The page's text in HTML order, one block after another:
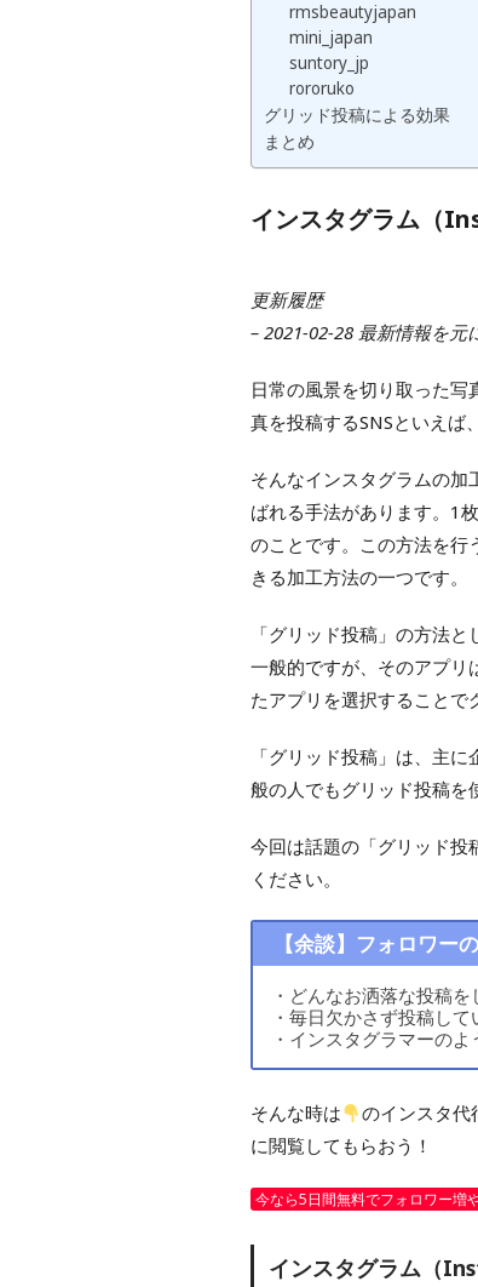
rmsbeautyjapan
mini_japan
suntory_jp
rororuko
グリッド投稿による効果
まとめ
インスタグラム（
更新履歴
– 2021-02-28 最新情報を元
日常の風景を切り取った
真を投稿するSNSといえば
そんなインスタグラムの
ばれる手法があります。1
のことです。この方法を行
きる加工方法の一つです。
「グリッド投稿」の方法
一般的ですが、そのアプリ
たアプリを選択することで
「グリッド投稿」は、主
般の人でもグリッド投稿を
今回は話題の「グリッド投
ください。
【余談】フォロワー
・どんなお洒落な投稿
・毎日欠かさず投稿し
・インスタグラマーの
そんな時は
のインスタ代
に閲覧してもらおう！
今なら5日間無料でフォロワー増
インスタグラム（